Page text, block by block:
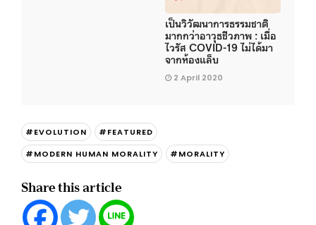
เป็นวิวัฒนาการธรรมชาติ
มากกว่าอาวุธชีวภาพ : เมื่อ
ไวรัส COVID-19 ไม่ได้มา
จากห้องแล็บ
2 April 2020
#EVOLUTION
#FEATURED
#MODERN HUMAN MORALITY
#MORALITY
Share this article